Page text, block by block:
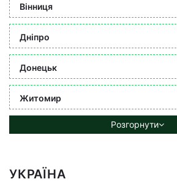
Вінниця
Дніпро
Донецьк
Житомир
Розгорнути
УКРАЇНА